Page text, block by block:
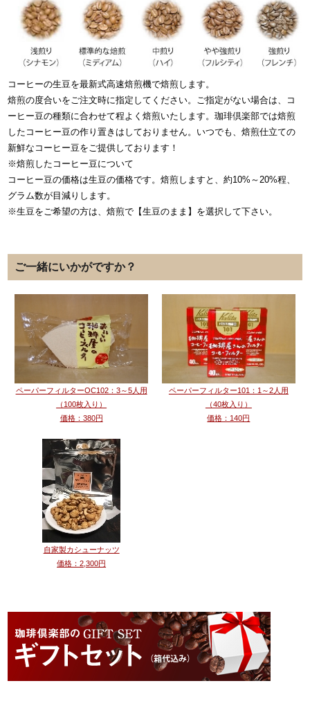
コーヒーの生豆を最新式高速焙煎機で焙煎します。
焙煎の度合いをご注文時に指定してください。ご指定がない場合は、コ
ーヒー豆の種類に合わせて程よく焙煎いたします。珈琲倶楽部では焙煎
したコーヒー豆の作り置きはしておりません。いつでも、焙煎仕立ての
新鮮なコーヒー豆をご提供しております！
※焙煎したコーヒー豆について
コーヒー豆の価格は生豆の価格です。焙煎しますと、約10%～20%程、
グラム数が目減りします。
※生豆をご希望の方は、焙煎で【生豆のまま】を選択して下さい。
ご一緒にいかがですか？
ペーパーフィルターOC102：3～5人用
（100枚入り）
価格：380円
ペーパーフィルター101：1～2人用
（40枚入り）
価格：140円
自家製カシューナッツ
価格：2,300円